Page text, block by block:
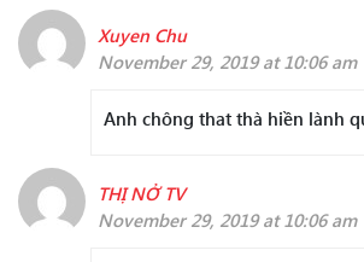
Xuyen Chu
November 29, 2019 at 10:06 am
Anh chông that thà hiền lành
THỊ NỞ TV
November 29, 2019 at 10:06 am